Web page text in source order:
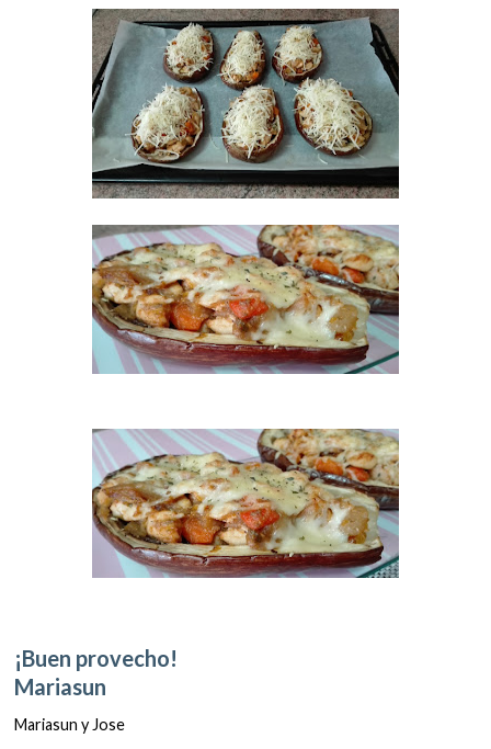
¡Buen provecho!
Mariasun
Mariasun y Jose